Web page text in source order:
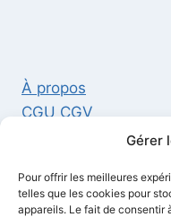
Gérer
Pour offrir les meilleures
telles que les cookies pour
appareils. Le fait de consentir
À propos
CGU CGV
Mentions légales
Contact